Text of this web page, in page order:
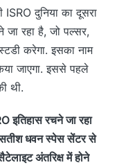
दुनिया का दूसरा
रहा है, जो पल्सर,
करेगा. इसका नाम
जाएगा. इससे पहले
थी.
इतिहास रचने जा रहा
सतीश धवन स्पेस सेंटर से
अंतरिक्ष में होने